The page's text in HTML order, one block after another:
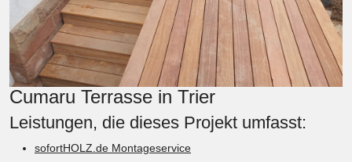
Cumaru Terrasse in Trier
Leistungen, die dieses Projekt umfasst:
sofortHOLZ.de Montageservice